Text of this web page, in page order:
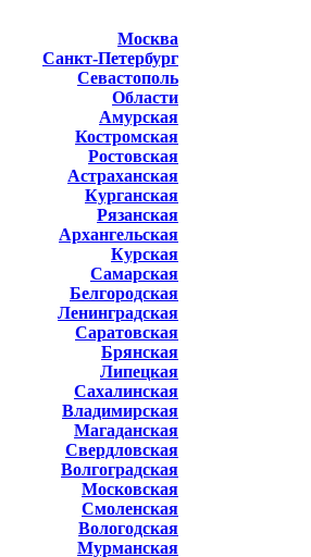
Москва
Санкт-Петербург
Севастополь
Области
Амурская
Костромская
Ростовская
Астраханская
Курганская
Рязанская
Архангельская
Курская
Самарская
Белгородская
Ленинградская
Саратовская
Брянская
Липецкая
Сахалинская
Владимирская
Магаданская
Свердловская
Волгоградская
Московская
Смоленская
Вологодская
Мурманская